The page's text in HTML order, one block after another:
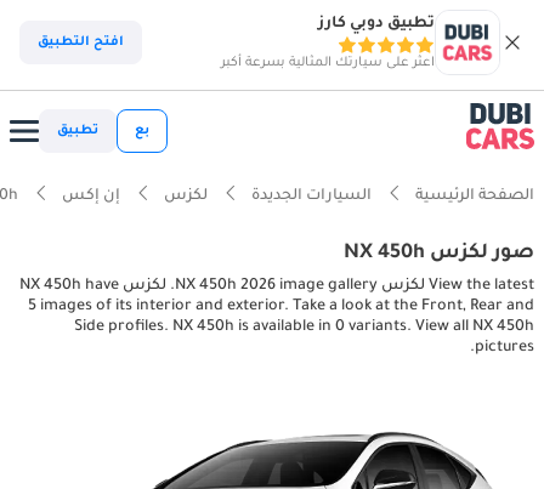
تطبيق دوبي كارز
اعثر على سيارتك المثالية بسرعة أكبر
افتح التطبيق
بع تطبيق
الصفحة الرئيسية السيارات الجديدة لكزس إن إكس
صور لكزس NX 450h
View the latest لكزس NX 450h 2026 image gallery. لكزس NX 450h have
5 images of its interior and exterior. Take a look at the Front, Rear and
Side profiles. NX 450h is available in 0 variants. View all NX 450h
pictures.